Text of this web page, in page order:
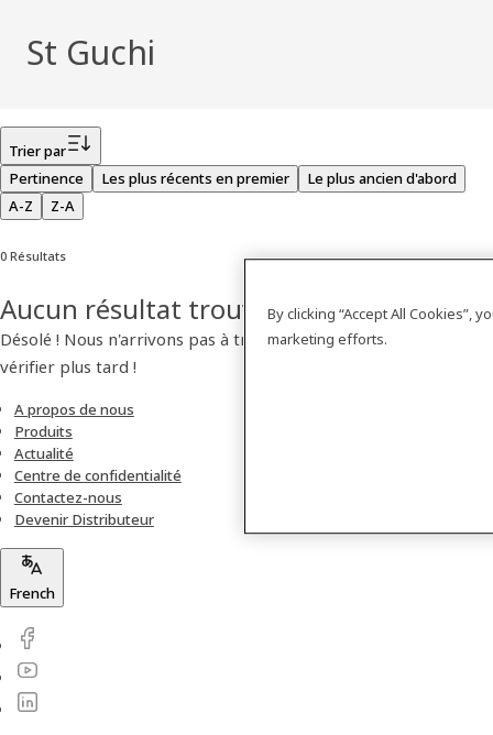
St Guchi
Trier par
Pertinence
Les plus récents en premier
Le plus ancien d'abord
A-Z
Z-A
0 Résultats
Aucun résultat trouvé
Désolé ! Nous n'arrivons pas à trouver de produit. Veuillez
vérifier plus tard !
A propos de nous
Produits
Actualité
Centre de confidentialité
Contactez-nous
Devenir Distributeur
French
By clicking “Accept All Cookies”,
marketing efforts.